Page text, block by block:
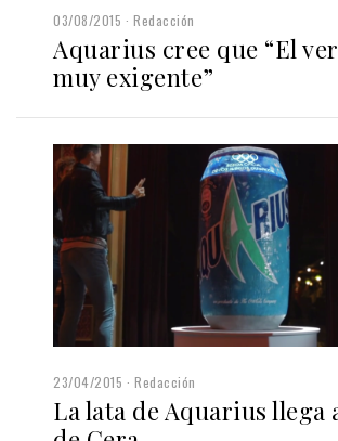
03/08/2015 Redacción
Aquarius cree que “El
muy exigente”
23/04/2015 Redacción
La lata de Aquarius llega